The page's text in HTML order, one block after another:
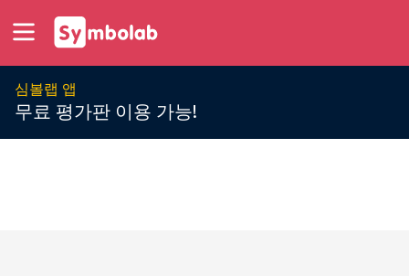
심볼랩 앱
무료 평가판 이용 가능!